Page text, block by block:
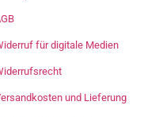
für digitale Medien
und Lieferung